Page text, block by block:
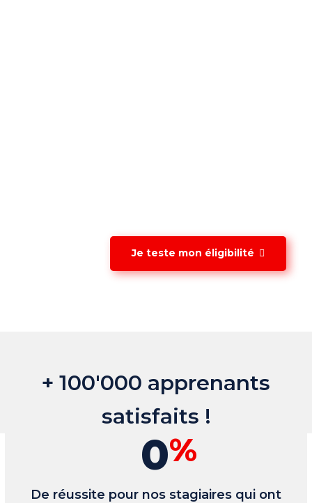
Je teste mon éligibilité
+ 100'000 apprenants
satisfaits !
0%
De réussite pour nos stagiaires qui ont